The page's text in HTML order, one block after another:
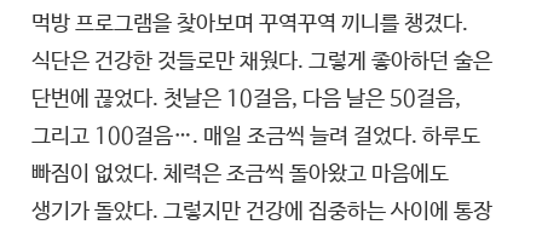
먹방 프로그램을 찾아보며 꾸역꾸역 끼니를 챙겼다.
식단은 건강한 것들로만 채웠다. 그렇게 좋아하던 술은
단번에 끊었다. 첫날은 10걸음, 다음 날은 50걸음,
그리고 100걸음…. 매일 조금씩 늘려 걸었다. 하루도
빠짐이 없었다. 체력은 조금씩 돌아왔고 마음에도
생기가 돌았다. 그렇지만 건강에 집중하는 사이에 통장